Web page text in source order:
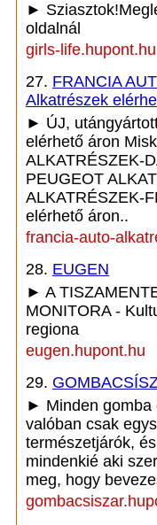
►
oldalnál
girls-life.hupont.hu
27. FRANCIA
Alkatrészek
► ÚJ,
elérhető áron
ALKATRÉSZEK-
PEUGEOT
ALKATRÉSZEK-
elérhető áron..
francia-auto-
28. EUGEN
► A
MONITORA -
regiona
eugen.hupont.hu
29.
► Minden gomba
valóban csak
természetjárók,
mindenkié aki
meg, hogy